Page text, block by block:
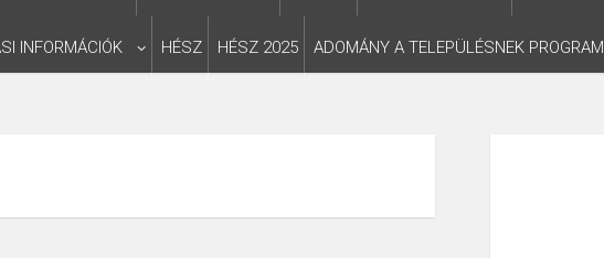
INFORMÁCIÓK HÉSZ HÉSZ 2025 ADOMÁNY A TELEPÜLÉSNEK PROGRAM